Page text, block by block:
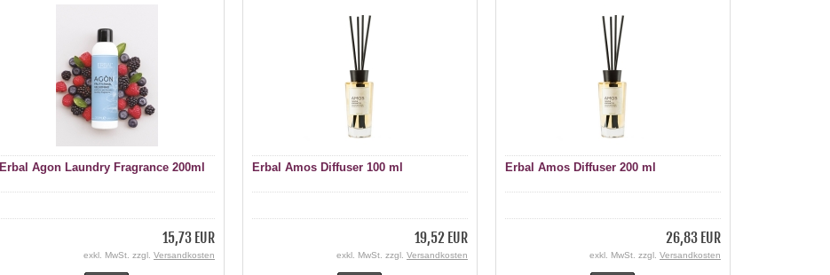
Erbal Agon Laundry Fragrance 200ml
15,73 EUR
exkl. MwSt. zzgl. Versandkosten
Erbal Amos Diffuser 100 ml
19,52 EUR
exkl. MwSt. zzgl. Versandkosten
Erbal Amos Diffuser 200 ml
26,83 EUR
exkl. MwSt. zzgl. Versandkosten